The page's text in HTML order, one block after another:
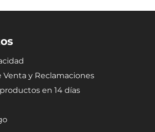
Venta y Reclamaciones
en 14 días